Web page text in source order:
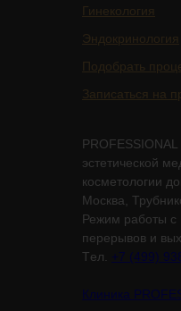
Гинекология
Эндокринология
Подобрать
Записаться на
PROFESSIONAL
эстетической
косметологии
Москва,
Режим работы с
перерывов и
Tел. +7 (499)
Клиника